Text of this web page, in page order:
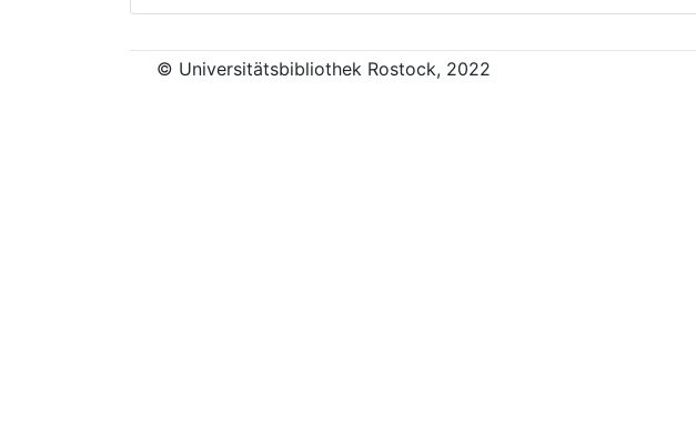
© Universitätsbibliothek Rostock, 2022